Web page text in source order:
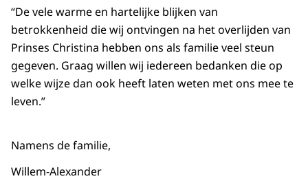
“De vele warme en hartelijke blijken van
betrokkenheid die wij ontvingen na het overlijden van
Prinses Christina hebben ons als familie veel steun
gegeven. Graag willen wij iedereen bedanken die op
welke wijze dan ook heeft laten weten met ons mee te
leven.”
Namens de familie,
Willem-Alexander